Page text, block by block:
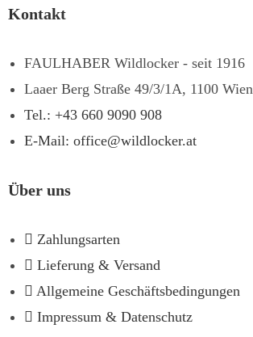
Kontakt
FAULHABER Wildlocker - seit 1916
Laaer Berg Straße 49/3/1A, 1100 Wien
Tel.: +43 660 9090 908
E-Mail: office@wildlocker.at
Über uns
Zahlungsarten
Lieferung & Versand
Allgemeine Geschäftsbedingungen
Impressum & Datenschutz